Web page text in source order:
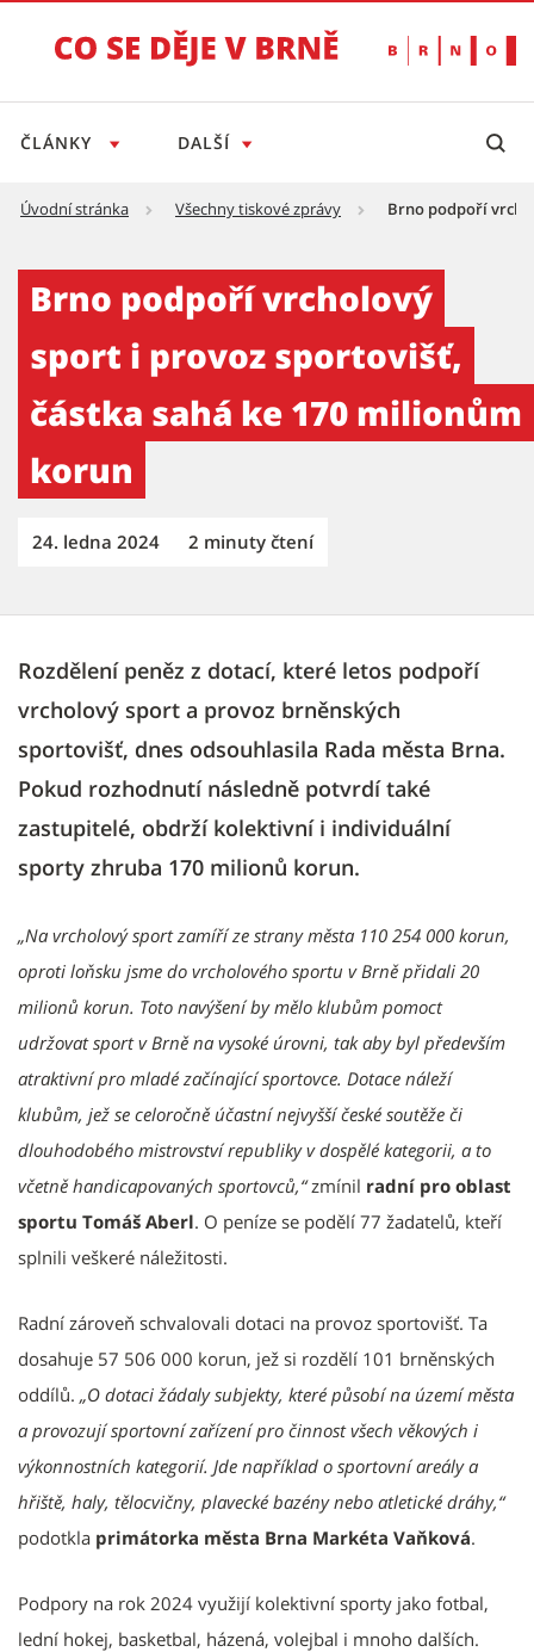
ČLÁNKY DALŠÍ
Úvodní stránka Všechny tiskové zprávy Brno podpoří
Brno podpoří vrcholový
sport i provoz sportovišť,
částka sahá ke 170 milionům
korun
24. ledna 2024 2 minuty čtení
Rozdělení peněz z dotací, které letos podpoří
vrcholový sport a provoz brněnských
sportovišť, dnes odsouhlasila Rada města Brna.
Pokud rozhodnutí následně potvrdí také
zastupitelé, obdrží kolektivní i individuální
sporty zhruba 170 milionů korun.
„Na vrcholový sport zamíří ze strany města 110 254 000 korun,
oproti loňsku jsme do vrcholového sportu v Brně přidali 20
milionů korun. Toto navýšení by mělo klubům pomoct
udržovat sport v Brně na vysoké úrovni, tak aby byl především
atraktivní pro mladé začínající sportovce. Dotace náleží
klubům, jež se celoročně účastní nejvyšší české soutěže či
dlouhodobého mistrovství republiky v dospělé kategorii, a to
včetně handicapovaných sportovců,“zmínil radní pro oblast
sportu Tomáš Aberl. O peníze se podělí 77 žadatelů, kteří
splnili veškeré náležitosti.
Radní zároveň schvalovali dotaci na provoz sportovišť. Ta
dosahuje 57 506 000 korun, jež si rozdělí 101 brněnských
oddílů. „O dotaci žádaly subjekty, které působí na území města
a provozují sportovní zařízení pro činnost všech věkových i
výkonnostních kategorií. Jde například o sportovní areály a
hřiště, haly, tělocvičny, plavecké bazény nebo atletické dráhy,“
podotkla primátorka města Brna Markéta Vaňková.
Podpory na rok 2024 využijí kolektivní sporty jako fotbal,
lední hokej, basketbal, házená, volejbal i mnoho dalších.